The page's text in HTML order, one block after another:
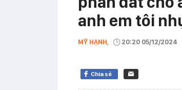
anh em tôi
MỸ HẠNH, 20:20 05/12/2024
Chia sẻ